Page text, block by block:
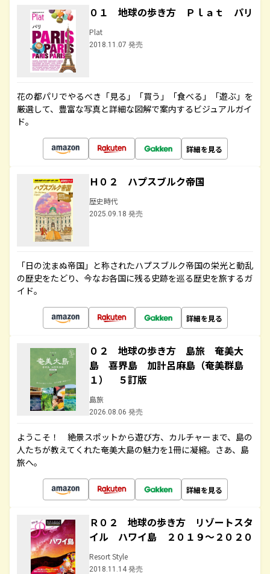
０１ 地球の歩き方 Ｐｌａｔ パリ
Plat
2018.11.07 発売
花の都パリでやるべき「見る」「買う」「食べる」「遊ぶ」を
厳選して、豊富な写真と詳細な図解で案内するビジュアルガイ
ド。
詳細を見る
Ｈ０２ ハプスブルク帝国
歴史時代
2025.09.18 発売
「日の沈まぬ帝国」と称されたハプスブルク帝国の栄光と動乱
の歴史をたどり、今なお各国に残る史跡を巡る歴史を旅するガ
イド。
詳細を見る
０２ 地球の歩き方 島旅 奄美大
島 喜界島 加計呂麻島（奄美群島
１） ５訂版
島旅
2026.08.06 発売
ようこそ！ 絶景スポットから遊び方、カルチャーまで、島の
人たちが教えてくれた奄美大島の魅力を1冊に凝縮。さあ、島
旅へ。
詳細を見る
Ｒ０２ 地球の歩き方 リゾートスタ
イル ハワイ島 ２０１９～２０２０
Resort Style
2018.11.14 発売